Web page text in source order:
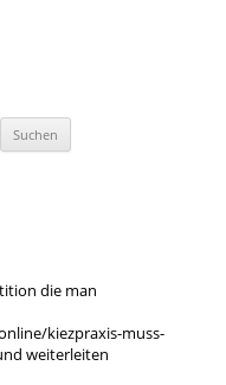
die man
kiezpraxis-muss-
weiterleiten